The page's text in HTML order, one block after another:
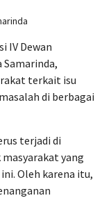
IV Dewan
Samarinda,
terkait isu
di berbagai
terjadi di
yang
Oleh karena itu,